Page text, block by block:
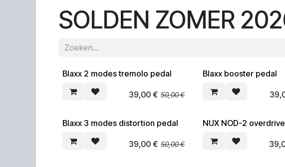
SOLDEN ZOMER
SOLDEN
Blaxx 2 modes tremolo pedal
39,00 € 50,00€ SOLDEN
Blaxx booster pedal
SOLDEN
Blaxx 3 modes distortion pedal
39,00 € 50,00€ SOLDEN
NUX NOD-2 overdrive